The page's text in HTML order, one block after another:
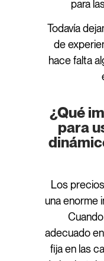
para
Todavía
de
hace falta
¿Qué
para
Los
una enorme
adecuado
fija en las